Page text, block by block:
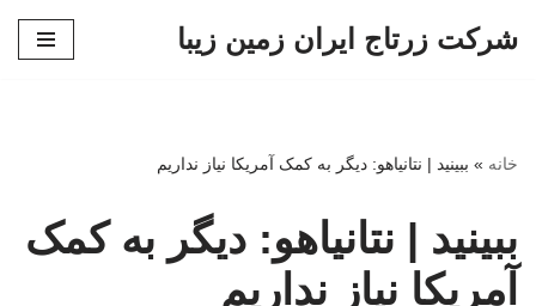
شرکت زرتاج ایران زمین زیبا
خانه » ببینید | نتانیاهو: دیگر به کمک آمریکا نیاز نداریم
ببینید | نتانیاهو: دیگر به کمک
آمریکا نیاز نداریم